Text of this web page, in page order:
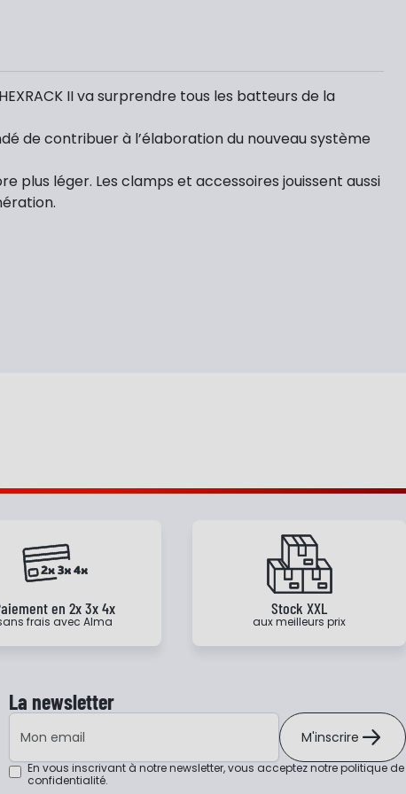
II va surprendre tous les batteurs de la
de contribuer à l’élaboration du nouveau système
plus léger. Les clamps et accessoires jouissent aussi
en 2x 3x 4x
frais avec Alma
Stock XXL
aux meilleurs prix
La newsletter
Adresse e-mail
M'inscrire
En vous inscrivant à notre newsletter, vous acceptez notrepolitique de
confidentialité.